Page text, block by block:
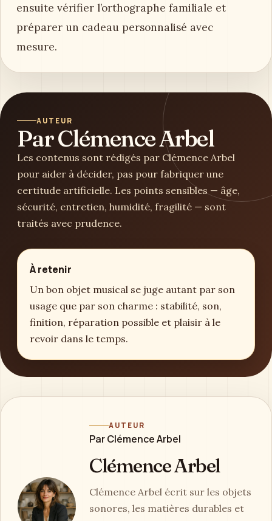
ensuite vérifier l’orthographe familiale et
préparer un cadeau personnalisé avec
mesure.
AUTEUR
Par Clémence Arbel
Les contenus sont rédigés par Clémence Arbel
pour aider à décider, pas pour fabriquer une
certitude artificielle. Les points sensibles — âge,
sécurité, entretien, humidité, fragilité — sont
traités avec prudence.
À retenir
Un bon objet musical se juge autant par son
usage que par son charme : stabilité, son,
finition, réparation possible et plaisir à le
revoir dans le temps.
AUTEUR
Par Clémence Arbel
Clémence Arbel
Clémence Arbel écrit sur les objets
sonores, les matières durables et